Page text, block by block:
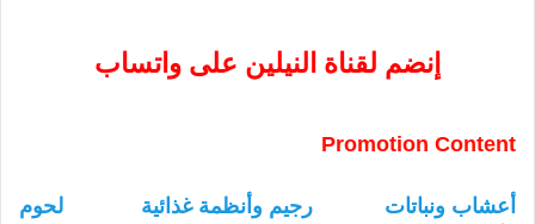
إنضم لقناة النيلين على واتساب
Promotion Content
أعشاب ونباتات رجيم وأنظمة غذائية
لحوم